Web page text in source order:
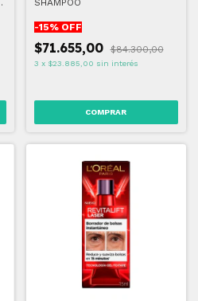
SHAMPOO
-15% OFF
$71.655,00 $84.300,00
3 x $23.885,00 sin interés